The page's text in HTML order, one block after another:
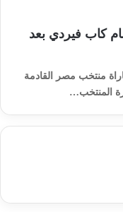
كاب فيردي بعد
منتخب مصر القادمة
المنتخب…